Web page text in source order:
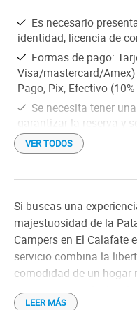
Es necesario
identidad, licencia de
Formas de pago:
Visa/mastercard/
Pago, Pix, Efectivo
Se necesita tener
garantizar la reserva y
VER TODOS
Si buscas una
majestuosidad de la
Campers en El Calafate
servicio combina la
comodidad de un hogar
para recorrer paisajes de
LEER MÁS